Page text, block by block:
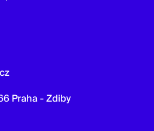
Praha - Zdiby